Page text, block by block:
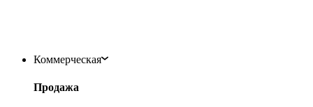
Коммерческая
Продажа